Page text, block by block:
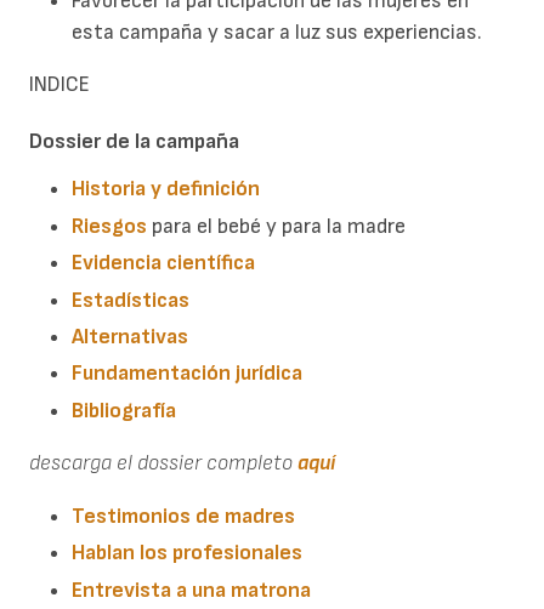
esta campaña y sacar a luz sus experiencias.
INDICE
Dossier de la campaña
Historia y definición
Riesgos para el bebé y para la madre
Evidencia científica
Estadísticas
Alternativas
Fundamentación jurídica
Bibliografía
descarga el dossier completoaquí
Testimonios de madres
Hablan los profesionales
Entrevista a una matrona